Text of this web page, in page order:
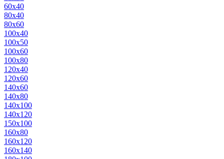
60х40
80х40
80х60
100х40
100х50
100х60
100х80
120х40
120х60
140х60
140х80
140х100
140х120
150х100
160х80
160х120
160х140